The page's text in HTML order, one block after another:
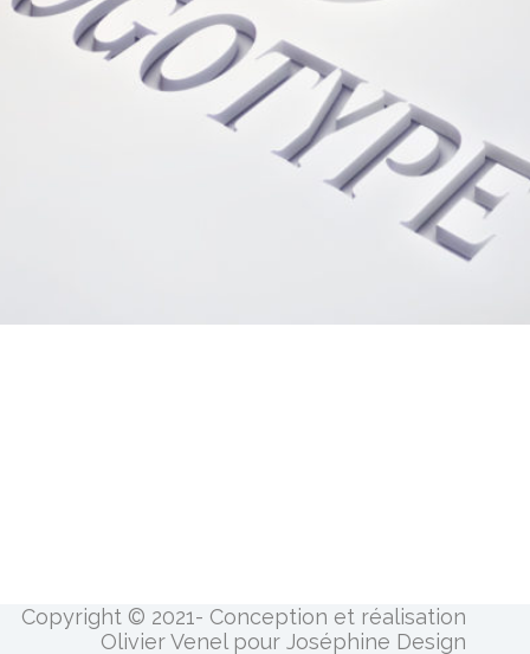
Copyright © 2021- Conception et réalisation
Olivier Venel pour Joséphine Design